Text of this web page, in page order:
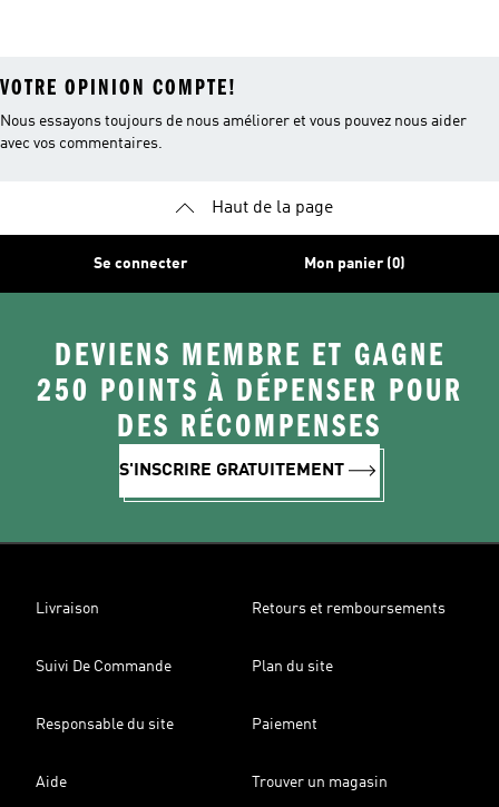
VOTRE OPINION COMPTE!
Nous essayons toujours de nous améliorer et vous pouvez nous aider
avec vos commentaires.
Haut de la page
Se connecter Mon panier (0)
DEVIENS MEMBRE ET GAGNE
250 POINTS À DÉPENSER POUR
DES RÉCOMPENSES
S'INSCRIRE GRATUITEMENT
Livraison Retours et remboursements
Suivi De Commande Plan du site
Responsable du site Paiement
Aide Trouver un magasin